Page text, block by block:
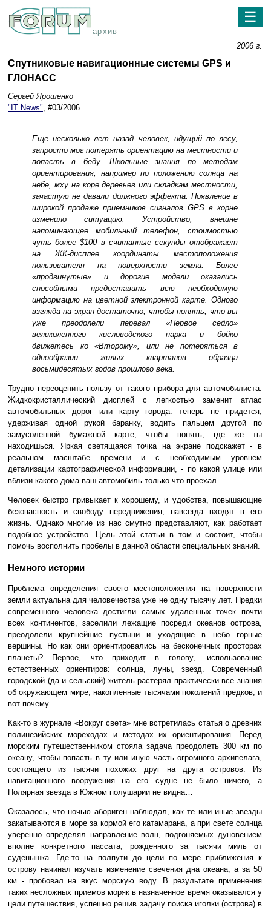
архив
☰
2006 г.
Спутниковые навигационные системы GPS и
ГЛОНАСС
Сергей Ярошенко
"IT News", #03/2006
Еще несколько лет назад человек, идущий по лесу,
запросто мог потерять ориентацию на местности и
попасть в беду. Школьные знания по методам
ориентирования, например по положению солнца на
небе, мху на коре деревьев или складкам местности,
зачастую не давали должного эффекта. Появление в
широкой продаже приемников сигналов GPS в корне
изменило ситуацию. Устройство, внешне
напоминающее мобильный телефон, стоимостью
чуть более $100 в считанные секунды отображает
на ЖК-дисплее координаты местоположения
пользователя на поверхности земли. Более
«продвинутые» и дорогие модели оказались
способными предоставить всю необходимую
информацию на цветной электронной карте. Одного
взгляда на экран достаточно, чтобы понять, что вы
уже преодолели перевал «Первое седло»
великолепного кисловодского парка и бойко
движетесь ко «Второму», или не потеряться в
однообразии жилых кварталов образца
восьмидесятых годов прошлого века.
Трудно переоценить пользу от такого прибора для автомобилиста.
Жидкокристаллический дисплей с легкостью заменит атлас
автомобильных дорог или карту города: теперь не придется,
удерживая одной рукой баранку, водить пальцем другой по
замусоленной бумажной карте, чтобы понять, где же ты
находишься. Яркая светящаяся точка на экране подскажет - в
реальном масштабе времени и с необходимым уровнем
детализации картографической информации, - по какой улице или
вблизи какого дома ваш автомобиль только что проехал.
Человек быстро привыкает к хорошему, и удобства, повышающие
безопасность и свободу передвижения, навсегда входят в его
жизнь. Однако многие из нас смутно представляют, как работает
подобное устройство. Цель этой статьи в том и состоит, чтобы
помочь восполнить пробелы в данной области специальных знаний.
Немного истории
Проблема определения своего местоположения на поверхности
земли актуальна для человечества уже не одну тысячу лет. Предки
современного человека достигли самых удаленных точек почти
всех континентов, заселили лежащие посреди океанов острова,
преодолели крупнейшие пустыни и уходящие в небо горные
вершины. Но как они ориентировались на бесконечных просторах
планеты? Первое, что приходит в голову, -использование
естественных ориентиров: солнца, луны, звезд. Современный
городской (да и сельский) житель растерял практически все знания
об окружающем мире, накопленные тысячами поколений предков, и
вот почему.
Как-то в журнале «Вокруг света» мне встретилась статья о древних
полинезийских мореходах и методах их ориентирования. Перед
морским путешественником стояла задача преодолеть 300 км по
океану, чтобы попасть в ту или иную часть огромного архипелага,
состоящего из тысячи похожих друг на друга островов. Из
навигационного вооружения на его судне не было ничего, а
Полярная звезда в Южном полушарии не видна…
Оказалось, что ночью абориген наблюдал, как те или иные звезды
закатываются в море за кормой его катамарана, а при свете солнца
уверенно определял направление волн, подгоняемых дуновением
вполне конкретного пассата, рожденного за тысячи миль от
суденышка. Где-то на полпути до цели по мере приближения к
острову начинал изучать изменение свечения дна океана, а за 50
км - пробовал на вкус морскую воду. В результате применения
таких несложных приемов моряк в назначенное время оказывался у
цели путешествия, успешно решив задачу поиска иголки (острова) в